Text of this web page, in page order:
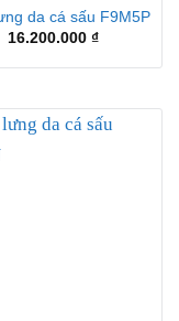
da cá sấu F9M5P
16.200.000 ₫